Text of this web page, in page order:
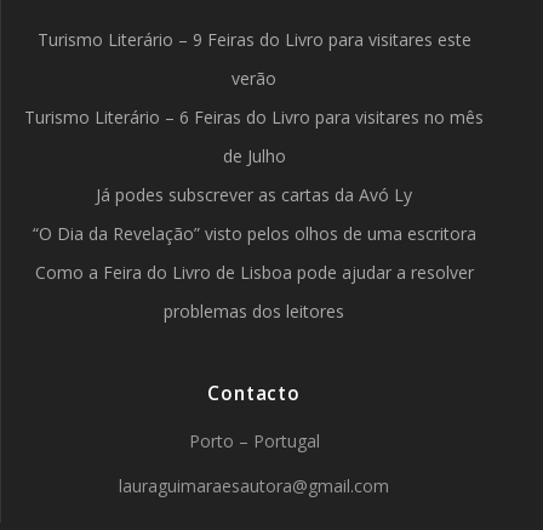
Turismo Literário – 9 Feiras do Livro para visitares este
verão
Turismo Literário – 6 Feiras do Livro para visitares no mês
de Julho
Já podes subscrever as cartas da Avó Ly
“O Dia da Revelação” visto pelos olhos de uma escritora
Como a Feira do Livro de Lisboa pode ajudar a resolver
problemas dos leitores
Contacto
Porto – Portugal
lauraguimaraesautora@gmail.com